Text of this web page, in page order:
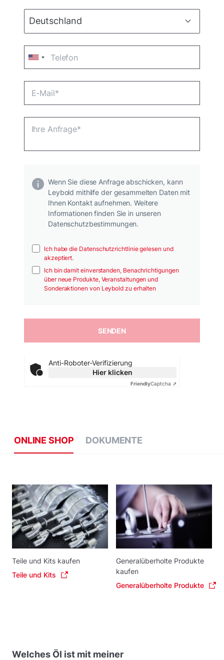
Wenn Sie diese Anfrage abschicken, kann
Leybold mithilfe der gesammelten Daten mit
Ihnen Kontakt aufnehmen. Weitere
Informationen finden Sie in unseren
Datenschutzbestimmungen.
Ich habe die Datenschutzrichtlinie gelesen und
akzeptiert.
Ich bin damit einverstanden, Benachrichtigungen
über neue Produkte, Veranstaltungen und
Sonderaktionen von Leybold zu erhalten
Anti-Roboter-Verifizierung
Hier klicken
FriendlyCaptcha ⇗
ONLINE SHOP DOKUMENTE
Teile und Kits kaufen
Teile und Kits
Generalüberholte Produkte
kaufen
Generalüberholte Produkte
Welches Öl ist mit meiner